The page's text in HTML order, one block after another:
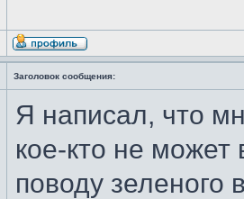
Заголовок сообщения:
Я написал, что
кое-кто не может
поводу